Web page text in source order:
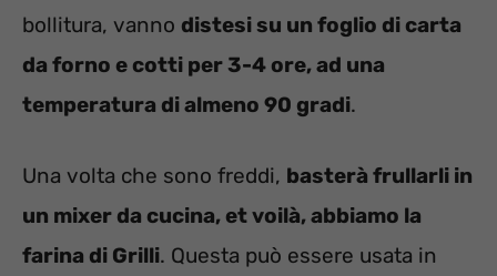
bollitura, vanno distesi su un foglio di carta
da forno e cotti per 3-4 ore, ad una
temperatura di almeno 90 gradi.
Una volta che sono freddi, basterà frullarli in
un mixer da cucina, et voilà, abbiamo la
farina di Grilli. Questa può essere usata in